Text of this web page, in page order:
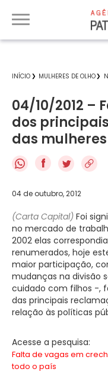
INÍCIO MULHERES DE OLHO
04/10/2012 –
dos
das mulheres
f
04 de outubro, 2012
(Carta Capital) Foi
no mercado de
2002 elas
renumerados, hoje
maior participação,
mudanças na divisão
cuidado com filhos -,
das principais
relação às políticas
Acesse a pesquisa:
Falta de vagas em
todo o país